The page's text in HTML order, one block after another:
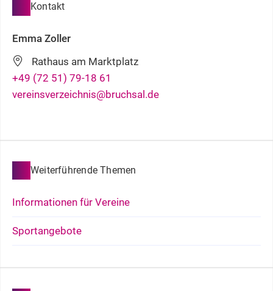
Kontakt
Emma Zoller
Rathaus am Marktplatz
vereinsverzeichnis@bruchsal.de
+49 (72 51) 79-18 61
Weiterführende Themen
Informationen für Vereine
Sportangebote